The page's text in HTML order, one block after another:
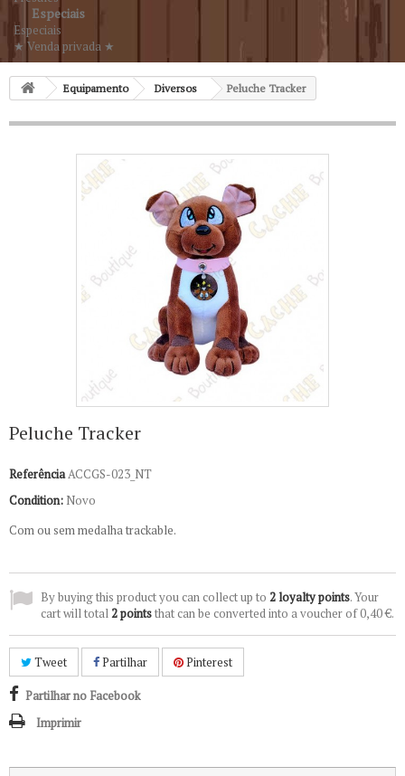
Especiais
Especiais
★ Venda privada ★
Equipamento Diversos Peluche Tracker
Peluche Tracker
ReferênciaACCGS-023_NT
Condition: Novo
Com ou sem medalha trackable.
By buying this product you can collect up to 2loyalty points. Your
cart will total2pointsthat can be converted into a voucher of0,40 €.
Tweet Partilhar Pinterest
Partilhar no Facebook
Imprimir